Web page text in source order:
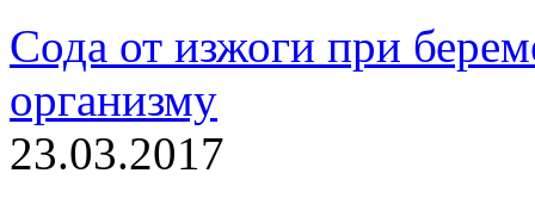
Сода от изжоги при
организму
23.03.2017